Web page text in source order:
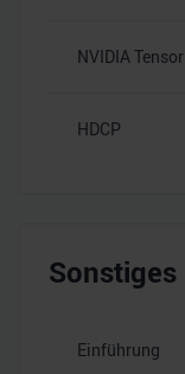
NVIDIA Tensor
HDCP
Sonstiges
Einführung